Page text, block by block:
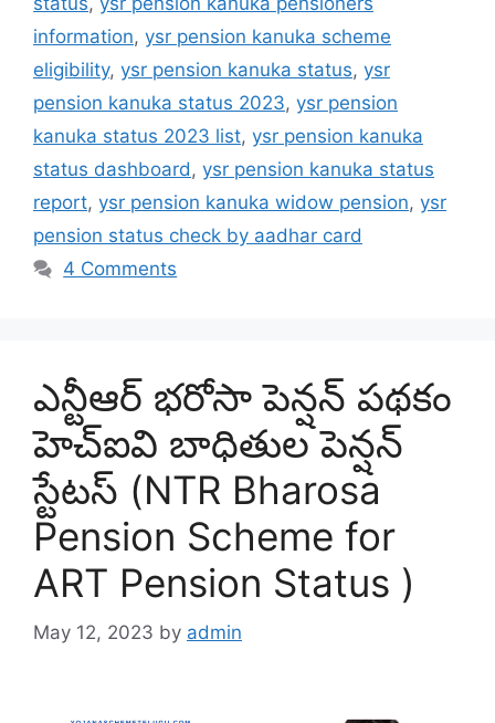
information, ysr pension kanuka scheme
eligibility, ysr pension kanuka status, ysr
pension kanuka status 2023, ysr pension
kanuka status 2023 list, ysr pension kanuka
status dashboard, ysr pension kanuka status
report, ysr pension kanuka widow pension, ysr
pension status check by aadhar card
4 Comments
ఎన్టీఆర్ భరోసా పెన్షన్ పథకం
హెచ్ఐవి బాధితుల పెన్షన్
స్టేటస్ (NTR Bharosa
Pension Scheme for
ART Pension Status )
May 12, 2023 by admin